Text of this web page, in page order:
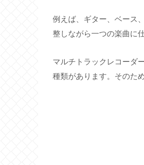
例えば、ギター、ベース
整しながら一つの楽曲に
マルチトラックレコーダ
種類があります。そのた